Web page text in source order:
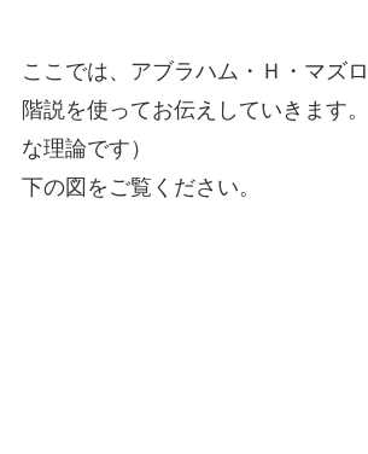
ここでは、アブラハム・Ｈ・マズ
階説を使ってお伝えしていきます
な理論です）
下の図をご覧ください。